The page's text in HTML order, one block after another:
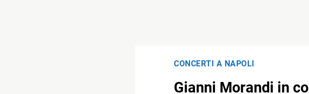
CONCERTI A NAPOLI
Gianni Morandi in